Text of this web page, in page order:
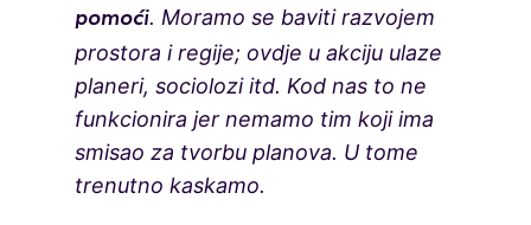
pomoći. Moramo se baviti razvojem
prostora i regije; ovdje u akciju ulaze
planeri, sociolozi itd. Kod nas to ne
funkcionira jer nemamo tim koji ima
smisao za tvorbu planova. U tome
trenutno kaskamo.